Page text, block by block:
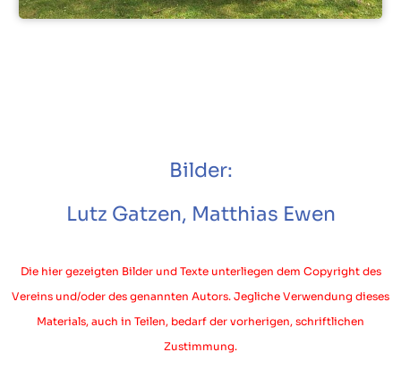
Bilder:
Lutz Gatzen, Matthias Ewen
Die hier gezeigten Bilder und Texte unterliegen dem Copyright des
Vereins und/oder des genannten Autors. Jegliche Verwendung dieses
Materials, auch in Teilen, bedarf der vorherigen, schriftlichen
Zustimmung.